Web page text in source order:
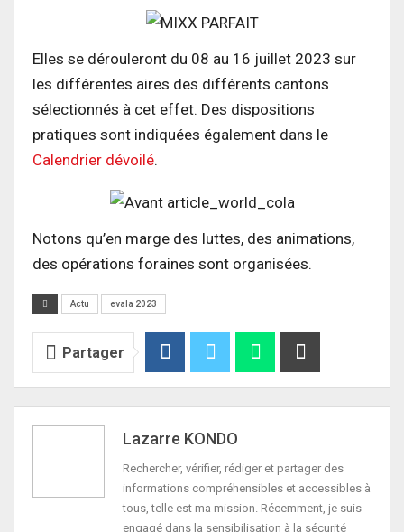
Elles se dérouleront du 08 au 16 juillet 2023 sur
les différentes aires des différents cantons
sélectionnés à cet effet. Des dispositions
pratiques sont indiquées également dans le
Calendrier dévoilé.
Notons qu’en marge des luttes, des animations,
des opérations foraines sont organisées.
Actu evala 2023
Partager
Lazarre KONDO
Rechercher, vérifier, rédiger et partager des
informations compréhensibles et accessibles à
tous, telle est ma mission. Récemment, je suis
engagé dans la sensibilisation à la sécurité